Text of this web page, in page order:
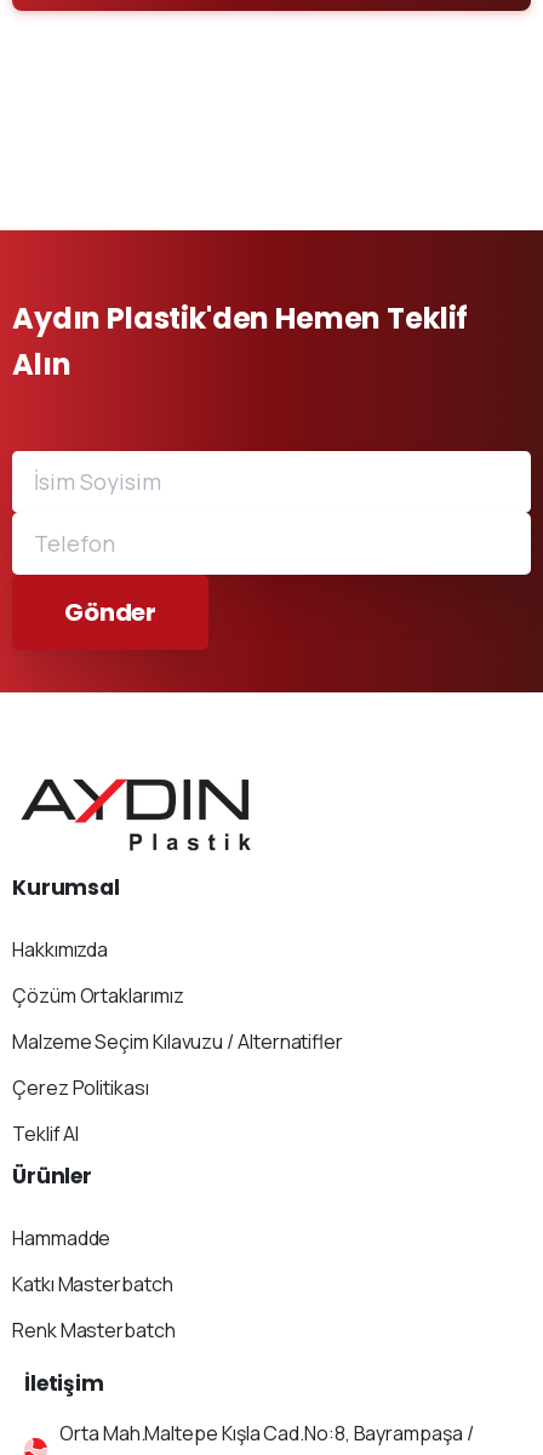
Aydın Plastik'den Hemen Teklif
Alın
Kurumsal
Hakkımızda
Çözüm Ortaklarımız
Malzeme Seçim Kılavuzu / Alternatifler
Çerez Politikası
Teklif Al
Ürünler
Hammadde
Katkı Masterbatch
Renk Masterbatch
İletişim
Orta Mah.Maltepe Kışla Cad.No:8, Bayrampaşa /